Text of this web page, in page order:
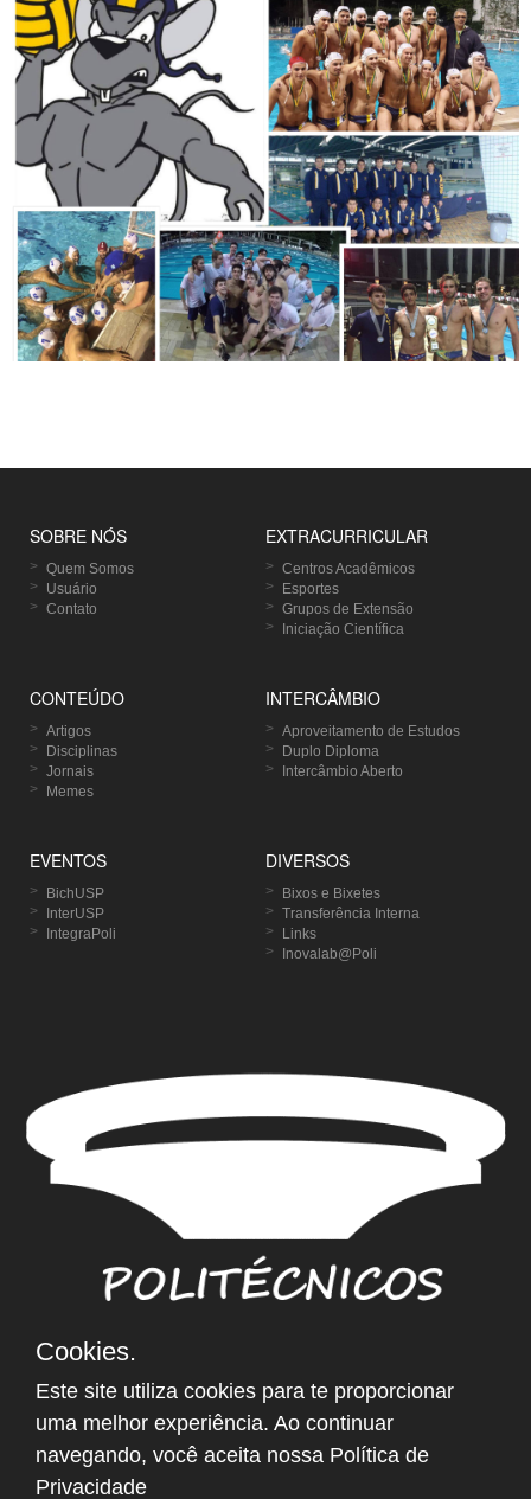
SOBRE NÓS
Quem Somos
Usuário
Contato
EXTRACURRICULAR
Centros Acadêmicos
Esportes
Grupos de Extensão
Iniciação Científica
CONTEÚDO
Artigos
Disciplinas
Jornais
Memes
INTERCÂMBIO
Aproveitamento de Estudos
Duplo Diploma
Intercâmbio Aberto
EVENTOS
BichUSP
InterUSP
IntegraPoli
DIVERSOS
Bixos e Bixetes
Transferência Interna
Links
Inovalab@Poli
NEWSLETTER
Email*
Cookies.
Este site utiliza cookies para te proporcionar
uma melhor experiência. Ao continuar
navegando, você aceita nossa Política de
Privacidade